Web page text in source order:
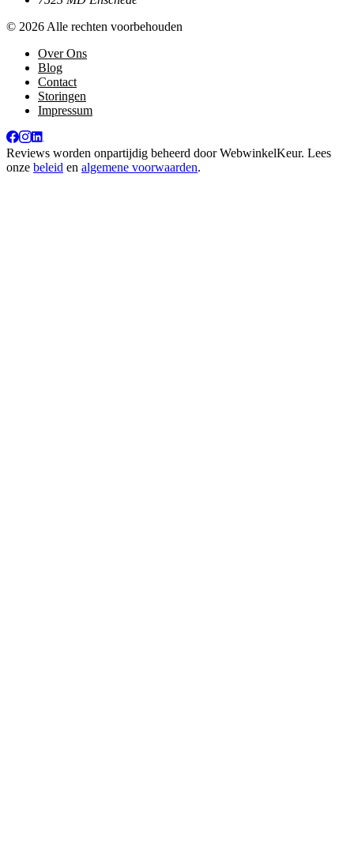
© 2026 Alle rechten voorbehouden
Over Ons
Blog
Contact
Storingen
Impressum
Reviews worden onpartijdig beheerd doorWebwinkelKeur. Lees
onze beleid en algemene voorwaarden.